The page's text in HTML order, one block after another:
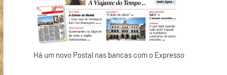
Há um novo Postal nas bancas com o Expresso